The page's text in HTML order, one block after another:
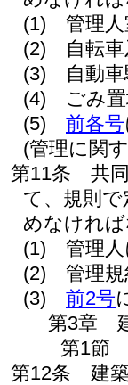
(1)
管理
(2)
自転
(3)
自動
(4)
ごみ
(5)
前各号
(管理に関
第11条
共
て、規則
めなけれ
(1)
管理
(2)
管理
(3)
前2号
第3章
第1節
第12条
建